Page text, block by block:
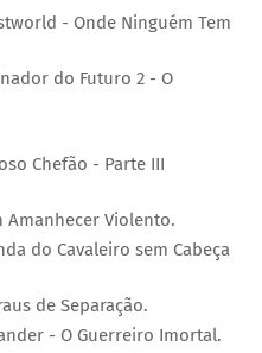
- Onde Ninguém Tem
do Futuro 2 - O
Chefão - Parte III
Amanhecer Violento.
do Cavaleiro sem Cabeça
de Separação.
- O Guerreiro Imortal.